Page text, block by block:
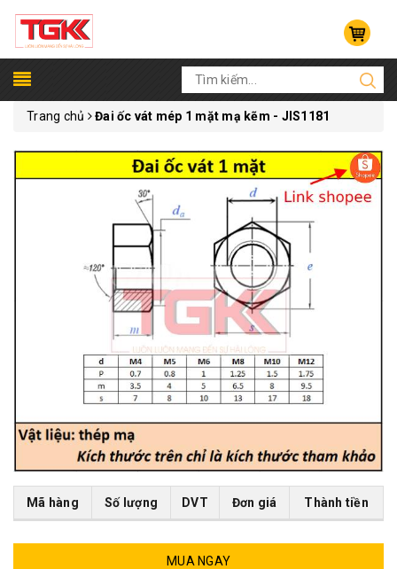
Trang chủ Đai ốc vát mép 1 mặt mạ kẽm - JIS1181
Mã hàng Số lượng DVT Đơn giá Thành tiền
MUA NGAY